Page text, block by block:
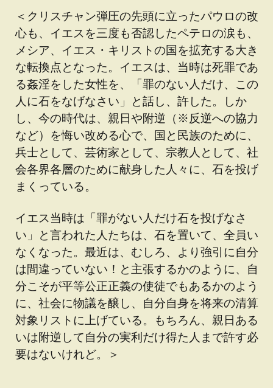
＜クリスチャン弾圧の先頭に立ったパウロの改
心も、イエスを三度も否認したペテロの涙も、
メシア、イエス・キリストの国を拡充する大き
な転換点となった。イエスは、当時は死罪であ
る姦淫をした女性を、「罪のない人だけ、この
人に石をなげなさい」と話し、許した。しか
し、今の時代は、親日や附逆（※反逆への協力
など）を悔い改める心で、国と民族のために、
兵士として、芸術家として、宗教人として、社
会各界各層のために献身した人々に、石を投げ
まくっている。
イエス当時は「罪がない人だけ石を投げなさ
い」と言われた人たちは、石を置いて、全員い
なくなった。最近は、むしろ、より強引に自分
は間違っていない！と主張するかのように、自
分こそが平等公正正義の使徒でもあるかのよう
に、社会に物議を醸し、自分自身を将来の清算
対象リストに上げている。もちろん、親日ある
いは附逆して自分の実利だけ得た人まで許す必
要はないけれど。＞